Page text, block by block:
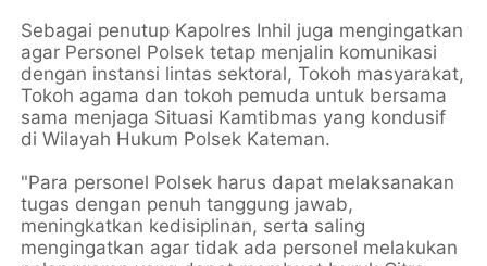
Sebagai penutup Kapolres Inhil juga mengingatkan
agar Personel Polsek tetap menjalin komunikasi
dengan instansi lintas sektoral, Tokoh masyarakat,
Tokoh agama dan tokoh pemuda untuk bersama
sama menjaga Situasi Kamtibmas yang kondusif
di Wilayah Hukum Polsek Kateman.
"Para personel Polsek harus dapat melaksanakan
tugas dengan penuh tanggung jawab,
meningkatkan kedisiplinan, serta saling
mengingatkan agar tidak ada personel melakukan